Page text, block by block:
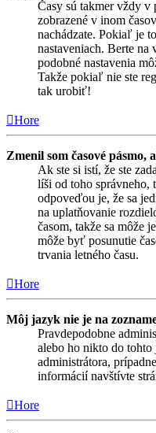
Časy sú takmer vždy v
zobrazené v inom
nachádzate. Pokiaľ je
nastaveniach. Berte na
podobné nastavenia
Takže pokiaľ nie ste
tak urobiť!
Hore
Zmenil som časové pásmo,
Ak ste si istí, že ste
líši od toho správneho,
odpoveďou je, že sa
na uplatňovanie
časom, takže sa môže
môže byť posunutie
trvania letného času.
Hore
Môj jazyk nie je na
Pravdepodobne
alebo ho nikto do
administrátora,
informácií navštívte
Hore